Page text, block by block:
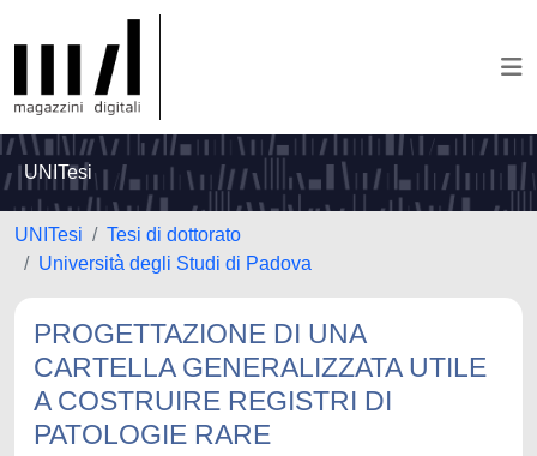
UNITesi
UNITesi
Tesi di dottorato
Università degli Studi di Padova
PROGETTAZIONE DI UNA
CARTELLA GENERALIZZATA UTILE
A COSTRUIRE REGISTRI DI
PATOLOGIE RARE